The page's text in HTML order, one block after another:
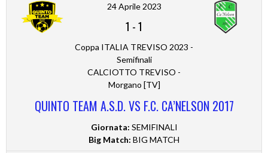
24 Aprile 2023
1 -1
Coppa ITALIA TREVISO 2023 -
Semifinali
CALCIOTTO TREVISO -
Morgano [TV]
QUINTO TEAM A.S.D. VS F.C. CA’NELSON 2017
Giornata: SEMIFINALI
Big Match: BIG MATCH